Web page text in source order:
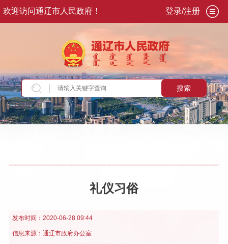
欢迎访问通辽市人民政府！ 登录/注册
搜索
当前位置：首页>走进通辽>序说通辽>通辽概
礼仪习俗
发布时间： 2020-06-28 09:44
信息来源： 通辽市政府办公室